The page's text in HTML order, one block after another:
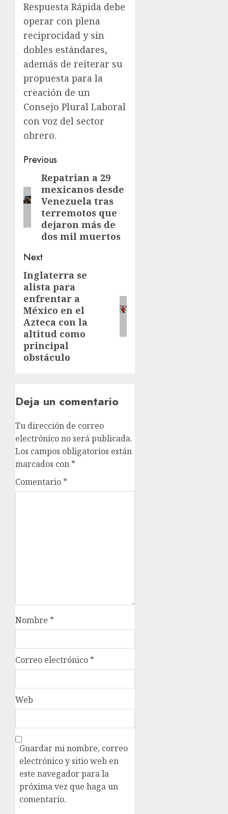
Respuesta Rápida debe
operar con plena
reciprocidad y sin
dobles estándares,
además de reiterar su
propuesta para la
creación de un
Consejo Plural Laboral
con voz del sector
obrero.
Previous
Repatrian a 29
mexicanos desde
Venezuela tras
terremotos que
dejaron más de
dos mil muertos
Next
Inglaterra se
alista para
enfrentar a
México en el
Azteca con la
altitud como
principal
obstáculo
Deja un comentario
Tu dirección de correo
electrónico no será publicada.
Los campos obligatorios están
marcados con *
Comentario *
Nombre *
Correo electrónico *
Web
Guardar mi nombre, correo
electrónico y sitio web en
este navegador para la
próxima vez que haga un
comentario.